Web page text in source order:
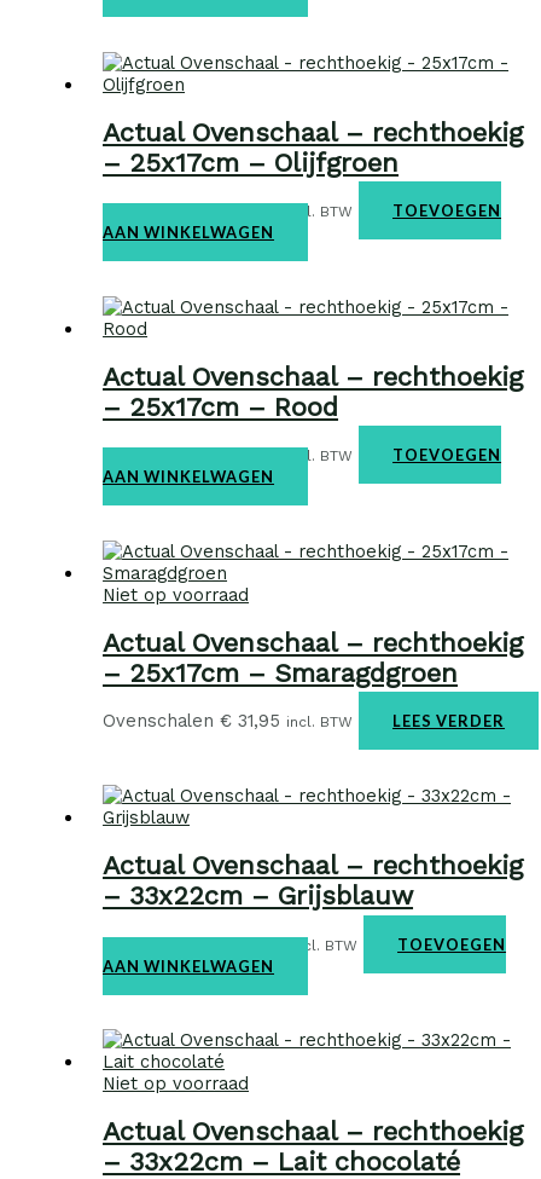
Actual Ovenschaal – rechthoekig
– 25x17cm – Olijfgroen
incl. BTW
TOEVOEGEN
AAN WINKELWAGEN
Actual Ovenschaal – rechthoekig
– 25x17cm – Rood
incl. BTW
TOEVOEGEN
AAN WINKELWAGEN
Niet op voorraad
Actual Ovenschaal – rechthoekig
– 25x17cm – Smaragdgroen
Ovenschalen€ 31,95 incl. BTW LEES VERDER
Actual Ovenschaal – rechthoekig
– 33x22cm – Grijsblauw
Ovenschalen€38,95 incl. BTW
TOEVOEGEN
AAN WINKELWAGEN
Niet op voorraad
Actual Ovenschaal – rechthoekig
– 33x22cm – Lait chocolaté